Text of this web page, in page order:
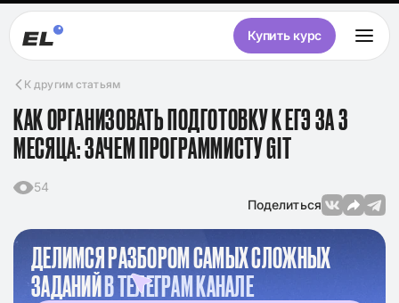
Купить курс
К другим статьям
КАК ОРГАНИЗОВАТЬ ПОДГОТОВКУ К ЕГЭ ЗА 3
МЕСЯЦА: ЗАЧЕМ ПРОГРАММИСТУ GIT
54
Поделиться
ДЕЛИМСЯ РАЗБОРОМ САМЫХ СЛОЖНЫХ
ЗАДАНИЙВ ТЕЛЕГРАМ КАНАЛЕ